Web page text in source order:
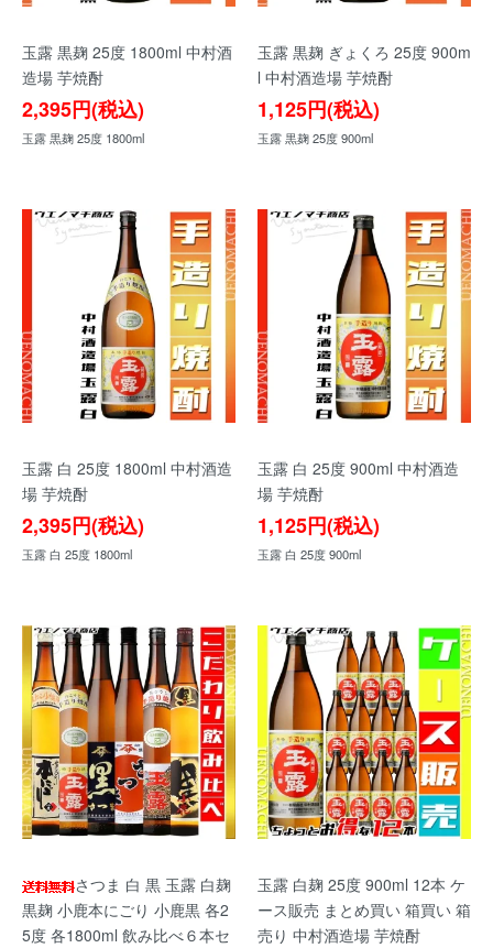
玉露 黒麹 25度 1800ml 中村酒
造場 芋焼酎
2,395円(税込)
玉露 黒麹 25度 1800ml
玉露 黒麹 ぎょくろ 25度 900m
l 中村酒造場 芋焼酎
1,125円(税込)
玉露 黒麹 25度 900ml
玉露 白 25度 1800ml 中村酒造
場 芋焼酎
2,395円(税込)
玉露 白 25度 1800ml
玉露 白 25度 900ml 中村酒造
場 芋焼酎
1,125円(税込)
玉露 白 25度 900ml
さつま 白 黒 玉露 白麹
黒麹 小鹿本にごり 小鹿黒 各2
5度 各1800ml 飲み比べ６本セ
玉露 白麹 25度 900ml 12本 ケ
ース販売 まとめ買い 箱買い 箱
売り 中村酒造場 芋焼酎